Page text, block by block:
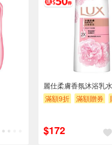
麗仕柔膚香氛沐浴乳
滿額9折
滿額贈券
$172